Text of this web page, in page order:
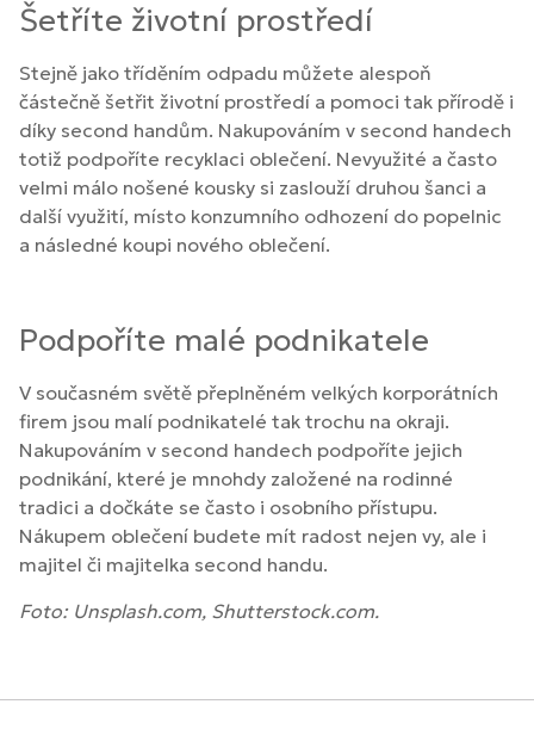
Šetříte životní prostředí
Stejně jako tříděním odpadu můžete alespoň
částečně šetřit životní prostředí a pomoci tak přírodě i
díky second handům. Nakupováním v second handech
totiž podpoříte recyklaci oblečení. Nevyužité a často
velmi málo nošené kousky si zaslouží druhou šanci a
další využití, místo konzumního odhození do popelnic
a následné koupi nového oblečení.
Podpoříte malé podnikatele
V současném světě přeplněném velkých korporátních
firem jsou malí podnikatelé tak trochu na okraji.
Nakupováním v second handech podpoříte jejich
podnikání, které je mnohdy založené na rodinné
tradici a dočkáte se často i osobního přístupu.
Nákupem oblečení budete mít radost nejen vy, ale i
majitel či majitelka second handu.
Foto: Unsplash.com, Shutterstock.com.